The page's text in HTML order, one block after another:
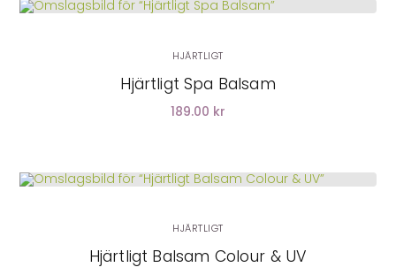
LÄGG I VARUKORG
HJÄRTLIGT
Hjärtligt Spa Balsam
189.00 kr
HJÄRTLIGT
Hjärtligt Balsam Colour & UV